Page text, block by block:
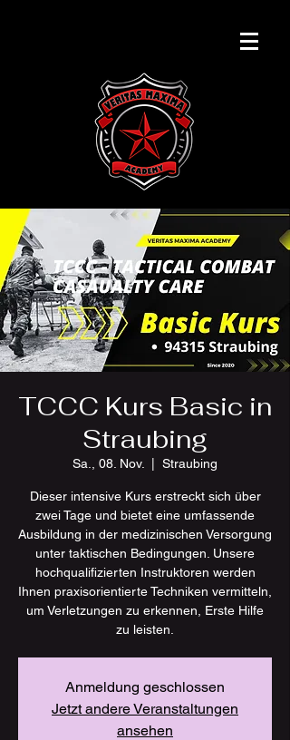
TCCC Kurs Basic in
Straubing
Sa., 08. Nov. Straubing
Dieser intensive Kurs erstreckt sich über
zwei Tage und bietet eine umfassende
Ausbildung in der medizinischen Versorgung
unter taktischen Bedingungen. Unsere
hochqualifizierten Instruktoren werden
Ihnen praxisorientierte Techniken vermitteln,
um Verletzungen zu erkennen, Erste Hilfe
zu leisten.
Anmeldung geschlossen
Jetzt andere Veranstaltungen
ansehen